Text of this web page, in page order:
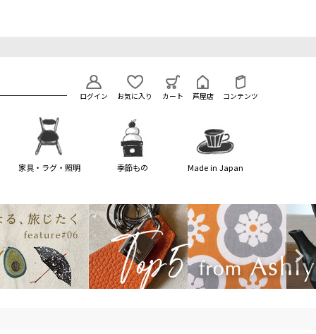
ログイン お気に入り カート 芦屋店 コンテンツ
家具・ラグ・照明 季節もの Made in Japan